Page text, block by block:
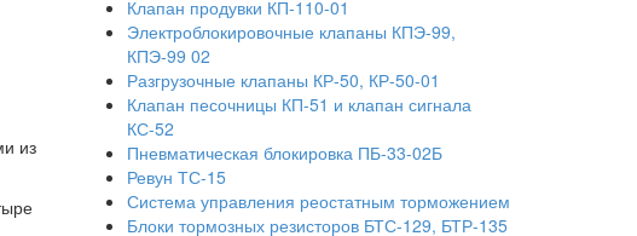
из
Клапан продувки КП-110-01
Электроблокировочные клапаны КПЭ-99,
КПЭ-99 02
Разгрузочные клапаны КР-50, КР-50-01
Клапан песочницы КП-51 и клапан сигнала
КС-52
Пневматическая блокировка ПБ-33-02Б
Ревун ТС-15
Система управления реостатным торможением
Блоки тормозных резисторов БТС-129, БТР-135